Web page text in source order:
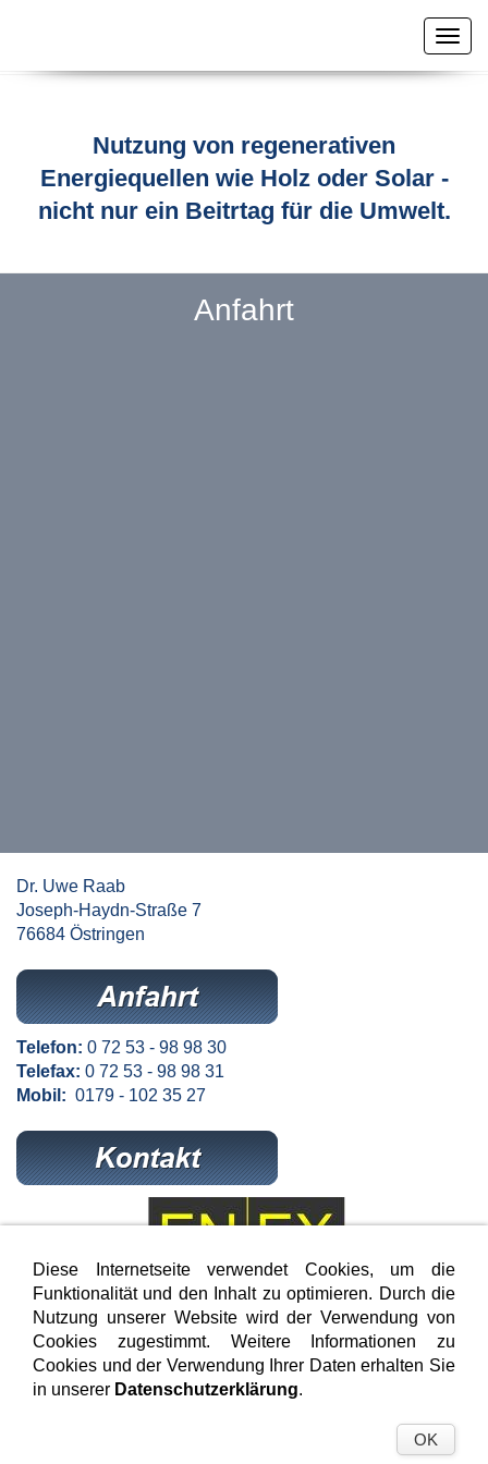
Nutzung von regenerativen
Energiequellen wie Holz oder Solar -
nicht nur ein Beitrtag für die Umwelt.
Anfahrt
Dr. Uwe Raab
Joseph-Haydn-Straße 7
76684 Östringen
Telefon: 0 72 53 - 98 98 30
Telefax: 0 72 53 - 98 98 31
Mobil: 0179 - 102 35 27
- wir beraten Sie gerne -
DATENSCHUTZ
Diese Internetseite verwendet Cookies, um die
Funktionalität und den Inhalt zu optimieren. Durch die
Nutzung unserer Website wird der Verwendung von
Cookies zugestimmt. Weitere Informationen zu
Cookies und der Verwendung Ihrer Daten erhalten Sie
in unserer Datenschutzerklärung.
OK